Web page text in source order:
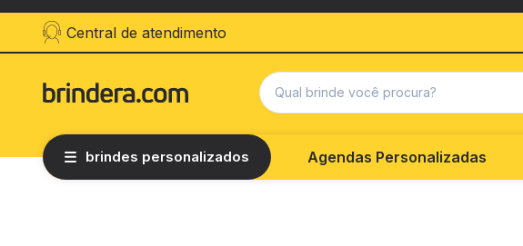
Central de atendimento
brindes personalizados Agendas Personalizadas